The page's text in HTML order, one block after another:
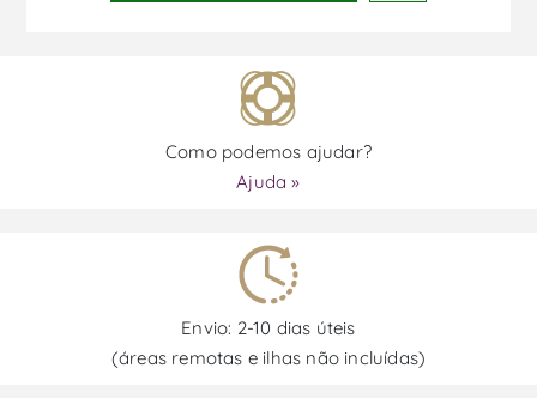
Como podemos ajudar?
Ajuda »
Envio: 2-10 dias úteis
(áreas remotas e ilhas não incluídas)